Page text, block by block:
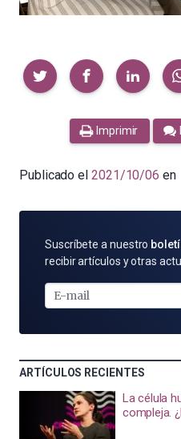
Compartir
Imprimir
Publicado el 2021/10/06 en
SUSCRÍBETE
POR
MAIL
Suscríbete a nuestro
recibir artículos y otras
ARTÍCULOS RECIENTES
La célula
compleja.